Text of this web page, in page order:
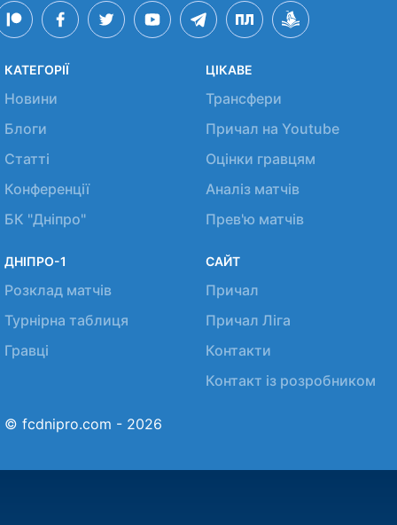
КАТЕГОРІЇ
Новини
Блоги
Статті
Конференції
БК "Дніпро"
ЦІКАВЕ
Трансфери
Причал на Youtube
Оцінки гравцям
Аналіз матчів
Прев'ю матчів
ДНІПРО-1
Розклад матчів
Турнірна таблиця
Гравці
САЙТ
Причал
Причал Ліга
Контакти
Контакт із розробником
© fcdnipro.com - 2026